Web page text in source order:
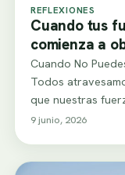
REFLEXIONES
Cuando tus
comienza a
Cuando No
Todos
que nuestras
9 junio, 2026